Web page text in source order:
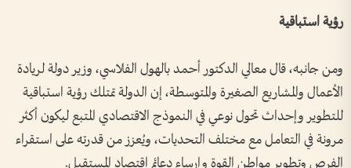
رؤية استباقية
ومن جانبه، قال معالي الدكتور أحمد بالهول الفلاسي، وزير دولة لريادة
الأعمال والمشاريع الصغيرة والمتوسطة، إن الدولة تمتلك رؤية استباقية
للتطوير وإحداث تحول نوعي في النموذج الاقتصادي المتبع ليكون أكثر
مرونة في التعامل مع مختلف التحديات، ويُعزز من قدرته على استقراء
الفرص وتطوير مواطن القوة وإرساء دعائم اقتصاد المستقبل.